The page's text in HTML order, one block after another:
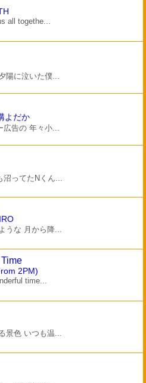
all togethe...
陽に泣いた僕...
よだか
広告の 年々小...
沼ってたNくん...
うな 月から降...
2PM)
time...
景色 いつも温...